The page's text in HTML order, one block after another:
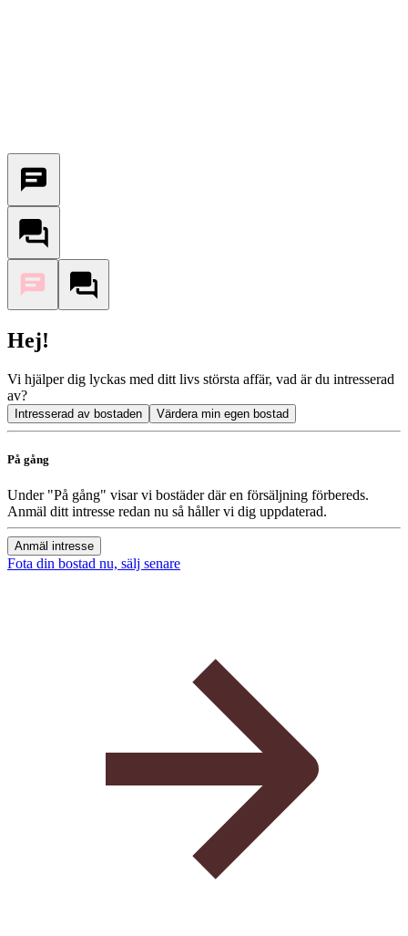
Hej!
Vi hjälper dig lyckas med ditt livs största affär, vad är du intresserad
av?
Intresserad av bostaden Värdera min egen bostad
På gång
Under "På gång" visar vi bostäder där en försäljning förbereds.
Anmäl ditt intresse redan nu så håller vi dig uppdaterad.
Anmäl intresse
Fota din bostad nu, sälj senare